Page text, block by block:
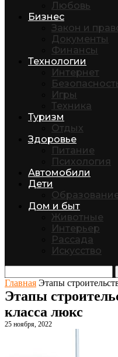
Любовь
Бизнес
Закон и
Документы
Финансы
Технологии
Интернет
Игры
Техника
Туризм
Отдых
Здоровье
Питание
Психология
Автомобили
Дети
Дом и быт
Животные
Интерьер
Рассада
Искусство
Главная Этапы
Этапы
класса люкс
25 ноября, 2022